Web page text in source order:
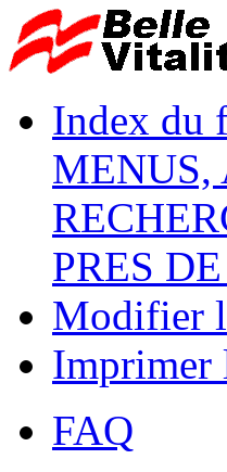
Index du
MENUS,
PRES
Modifier
Imprimer
FAQ